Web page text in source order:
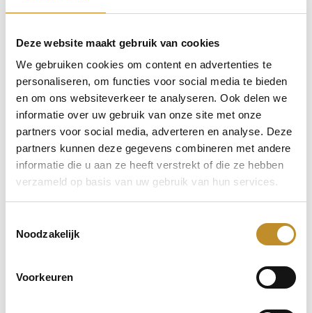
Deze website maakt gebruik van cookies
We gebruiken cookies om content en advertenties te
personaliseren, om functies voor social media te bieden
en om ons websiteverkeer te analyseren. Ook delen we
informatie over uw gebruik van onze site met onze
partners voor social media, adverteren en analyse. Deze
partners kunnen deze gegevens combineren met andere
informatie die u aan ze heeft verstrekt of die ze hebben
verzameld op basis van uw gebruik van hun services.
Noodzakelijk
Voorkeuren